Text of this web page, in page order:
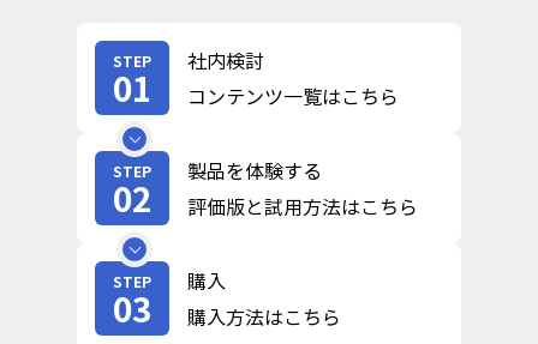
STEP
01
社内検討
コンテンツ一覧はこちら
STEP
02
製品を体験する
評価版と試用方法はこちら
STEP
03
購入
購入方法はこちら